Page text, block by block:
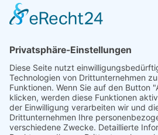
FORMULARE
Abteilungsbeitrag aktive Spieler:
Jugendliche unter 18: 25 EUR
Erwachsene: 50 EUR
UMMELDEANTRAG
ÜBUNGSLEITERZUWENDUNGEN
INTERNE DOKUMENTE